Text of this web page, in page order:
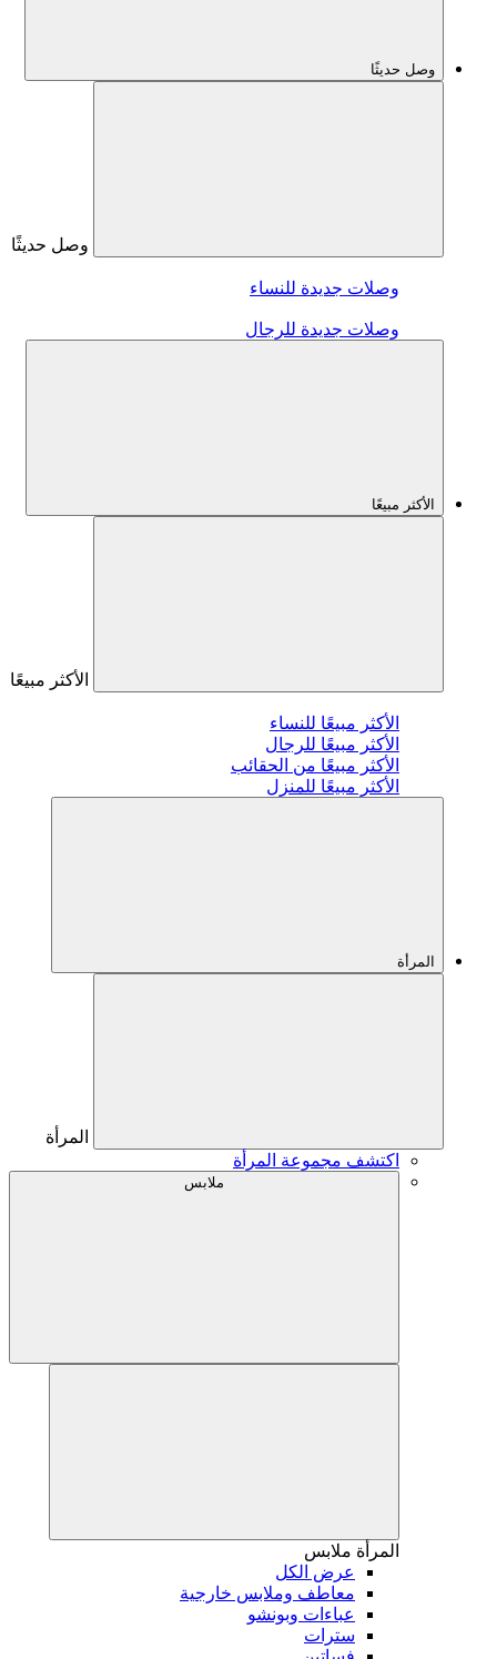
وصل حديثًا
وصل حديثًا
وصلات جديدة للنساء
وصلات جديدة للرجال
الأكثر مبيعًا
الأكثر مبيعًا
الأكثر مبيعًا للنساء
الأكثر مبيعًا للرجال
الأكثر مبيعًا من الحقائب
الأكثر مبيعًا للمنزل
المرأة
المرأة
اكتشف مجموعة المرأة
ملابس
المرأة ملابس
عرض الكل
معاطف وملابس خارجية
عباءات وبونشو
سترات